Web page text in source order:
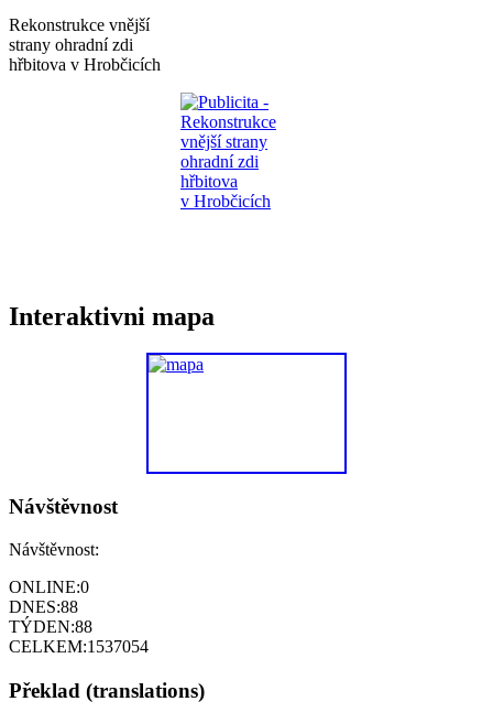
Rekonstrukce vnější
strany ohradní zdi
hřbitova v Hrobčicích
Interaktivni mapa
Návštěvnost
Návštěvnost:
ONLINE:0
DNES:88
TÝDEN:88
CELKEM:1537054
Překlad (translations)